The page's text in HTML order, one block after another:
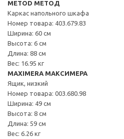
METOD МЕТОД
Каркас напольного шкафа
Номер товара: 403.679.83
Ширина: 60 см
Высота: 6 см
Длина: 88 см
Вес: 16.95 кг
MAXIMERA МАКСИМЕРА
Ящик, низкий
Номер товара: 003.680.98
Ширина: 49 см
Высота: 8 см
Длина: 59 см
Вес: 6.26 кг